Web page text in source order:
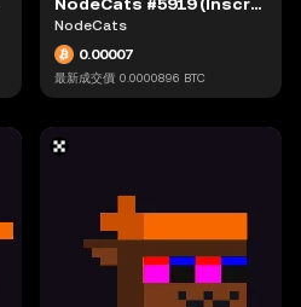
NodeCats
0.00007
最新成交價 0.0000896 BTC